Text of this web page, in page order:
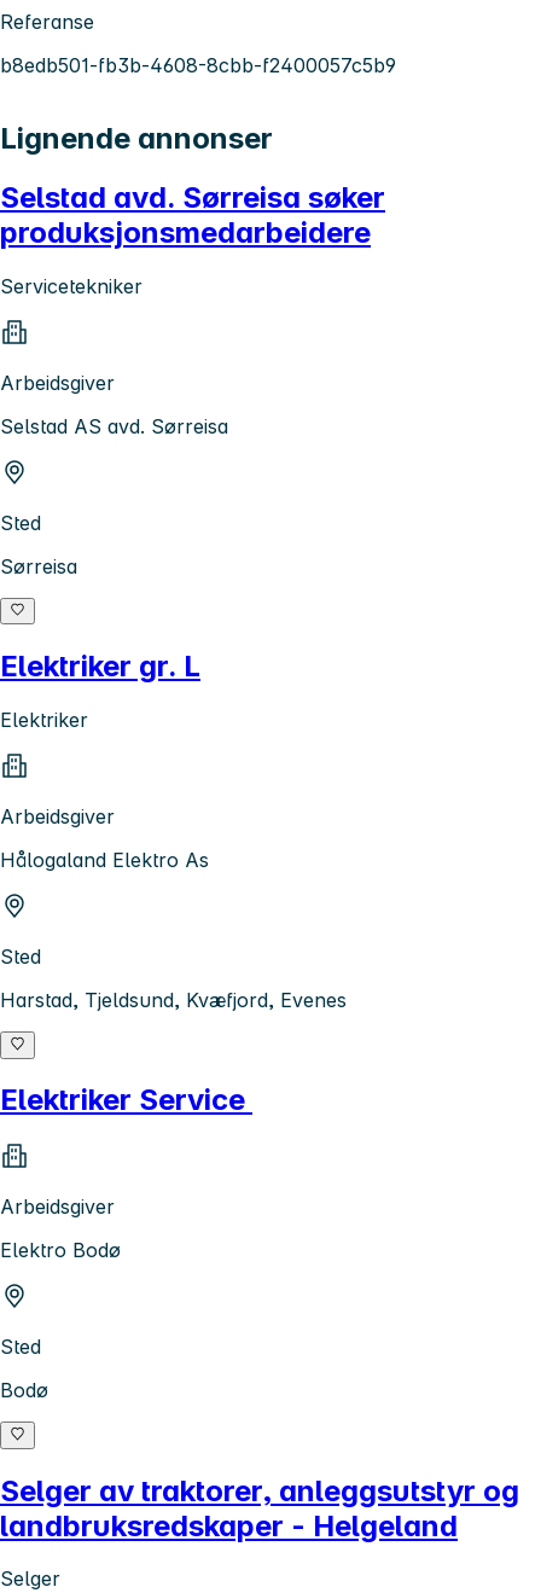
Referanse
b8edb501-fb3b-4608-8cbb-f2400057c5b9
Lignende annonser
Selstad avd. Sørreisa søker
produksjonsmedarbeidere
Servicetekniker
Arbeidsgiver
Selstad AS avd. Sørreisa
Sted
Sørreisa
Elektriker gr. L
Elektriker
Arbeidsgiver
Hålogaland Elektro As
Sted
Harstad, Tjeldsund, Kvæfjord, Evenes
Elektriker Service
Arbeidsgiver
Elektro Bodø
Sted
Bodø
Selger av traktorer, anleggsutstyr og
landbruksredskaper - Helgeland
Selger